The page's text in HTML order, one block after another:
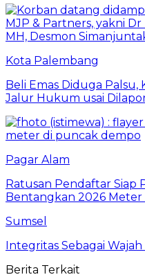
Kota Palembang
Beli Emas Diduga
Jalur Hukum usai
Pagar Alam
Ratusan Pendaftar Siap
Bentangkan 2026 Meter
Sumsel
Integritas Sebagai
Berita Terkait